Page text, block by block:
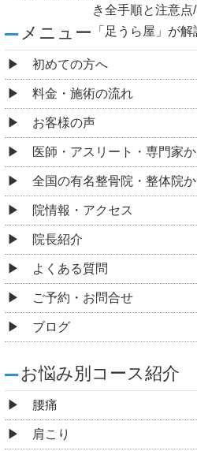
き全手順と注意
「足うら屋」が
メニュー
初めての方へ
料金・施術の流れ
お客様の声
医師・アスリート・専門家
全国の有名整骨院・整体院
院情報・アクセス
院長紹介
よくある質問
ご予約・お問合せ
ブログ
お悩み別コース紹介
腰痛
肩こり